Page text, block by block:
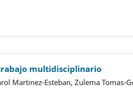
multidisciplinario
Martinez-Esteban, Zulema Tomas-